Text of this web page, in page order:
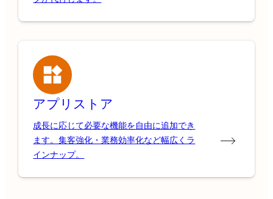
アプリストア
成長に応じて必要な機能を自由に追加でき
ます。集客強化・業務効率化など幅広くラ
インナップ。